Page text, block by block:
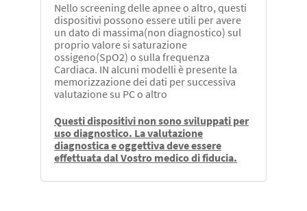
Nello screening delle apnee o altro, questi
dispositivi possono essere utili per avere
un dato di massima(non diagnostico) sul
proprio valore si saturazione
ossigeno(SpO2) o sulla frequenza
Cardiaca. IN alcuni modelli è presente la
memorizzazione dei dati per successiva
valutazione su PC o altro
Questi dispositivi non sono sviluppati per
uso diagnostico. La valutazione
diagnostica e oggettiva deve essere
effettuata dal Vostro medico di fiducia.